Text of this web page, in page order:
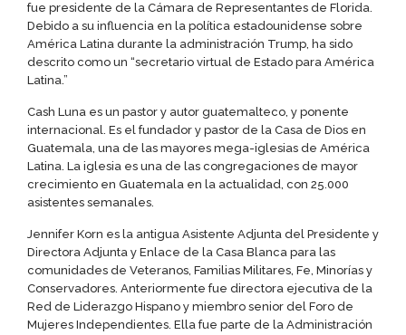
fue presidente de la Cámara de Representantes de Florida.
Debido a su influencia en la política estadounidense sobre
América Latina durante la administración Trump, ha sido
descrito como un “secretario virtual de Estado para América
Latina.”
Cash Luna es un pastor y autor guatemalteco, y ponente
internacional. Es el fundador y pastor de la Casa de Dios en
Guatemala, una de las mayores mega-iglesias de América
Latina. La iglesia es una de las congregaciones de mayor
crecimiento en Guatemala en la actualidad, con 25.000
asistentes semanales.
Jennifer Korn es la antigua Asistente Adjunta del Presidente y
Directora Adjunta y Enlace de la Casa Blanca para las
comunidades de Veteranos, Familias Militares, Fe, Minorías y
Conservadores. Anteriormente fue directora ejecutiva de la
Red de Liderazgo Hispano y miembro senior del Foro de
Mujeres Independientes. Ella fue parte de la Administración